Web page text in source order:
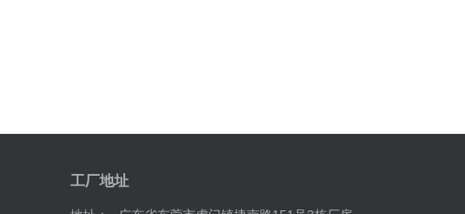
工厂地址